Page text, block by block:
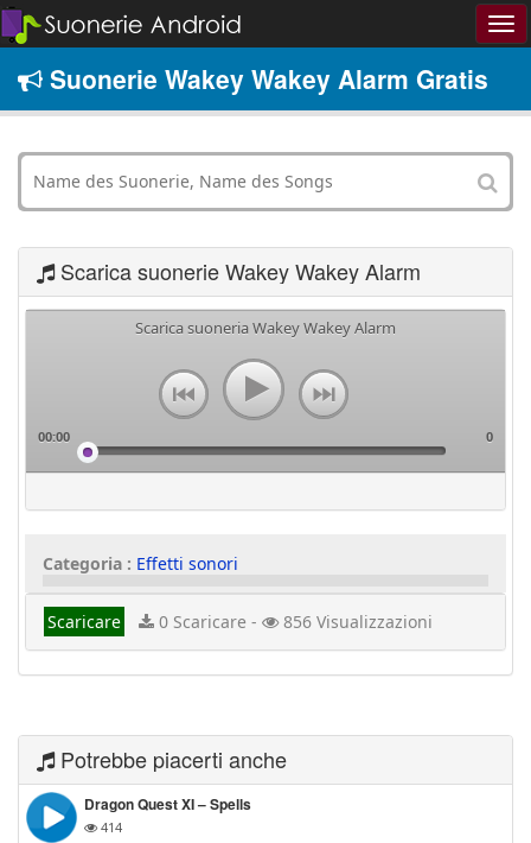
Suonerie Wakey Wakey Alarm Gratis
Scarica suonerie Wakey Wakey Alarm
Scarica suoneria Wakey Wakey Alarm
00:00 0
Categoria : Effetti sonori
Scaricare 0 Scaricare - 856 Visualizzazioni
Potrebbe piacerti anche
Dragon Quest XI – Spells
414